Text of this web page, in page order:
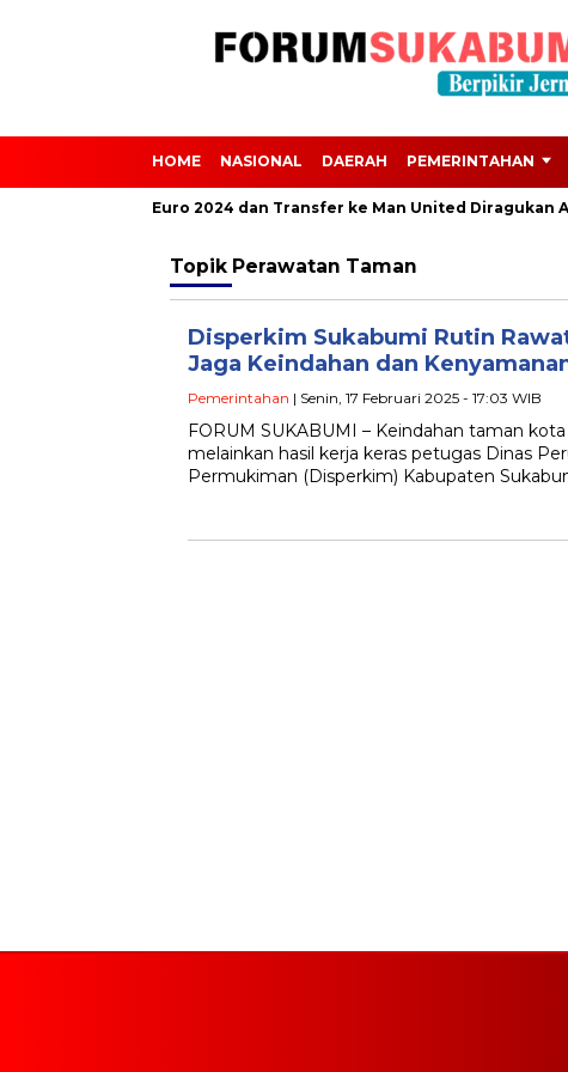
HOME NASIONAL DAERAH PEMERINTAHAN
Absen dari Euro 2024 dan Transfer ke Man United Diragukan
Topik Perawatan Taman
Disperkim Sukabumi Rutin
Jaga Keindahan dan
Pemerintahan | Senin, 17 Februari 2025 - 17:03 WIB
FORUM SUKABUMI – Keindahan taman
melainkan hasil kerja keras petugas Dinas
Permukiman (Disperkim) Kabupaten